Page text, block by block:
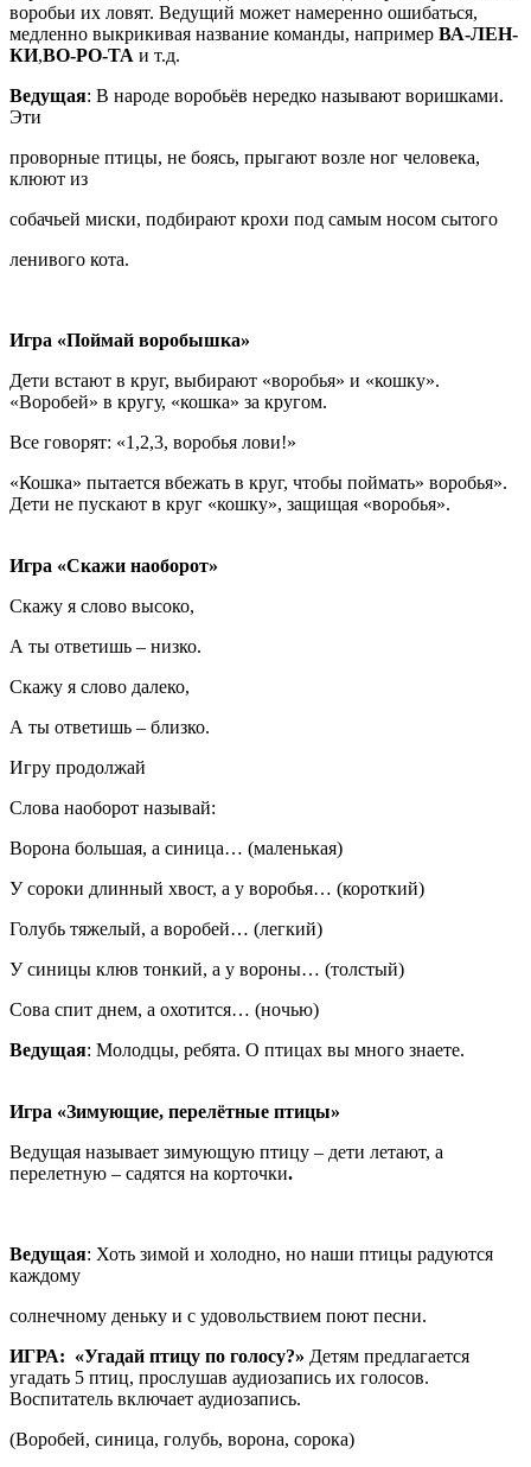
воробьи их ловят. Ведущий может намеренно ошибаться,
медленно выкрикивая название команды, например ВА-ЛЕН-
КИ,ВО-РО-ТА и т.д.
Ведущая: В народе воробьёв нередко называют воришками.
Эти
проворные птицы, не боясь, прыгают возле ног человека,
клюют из
собачьей миски, подбирают крохи под самым носом сытого
ленивого кота.
Игра «Поймай воробышка»
Дети встают в круг, выбирают «воробья» и «кошку».
«Воробей» в кругу, «кошка» за кругом.
Все говорят: «1,2,3, воробья лови!»
«Кошка» пытается вбежать в круг, чтобы поймать» воробья».
Дети не пускают в круг «кошку», защищая «воробья».
Игра «Скажи наоборот»
Скажу я слово высоко,
А ты ответишь – низко.
Скажу я слово далеко,
А ты ответишь – близко.
Игру продолжай
Слова наоборот называй:
Ворона большая, а синица… (маленькая)
У сороки длинный хвост, а у воробья… (короткий)
Голубь тяжелый, а воробей… (легкий)
У синицы клюв тонкий, а у вороны… (толстый)
Сова спит днем, а охотится… (ночью)
Ведущая: Молодцы, ребята. О птицах вы много знаете.
Игра «Зимующие, перелётные птицы»
Ведущая называет зимующую птицу – дети летают, а
перелетную – садятся на корточки.
Ведущая: Хоть зимой и холодно, но наши птицы радуются
каждому
солнечному деньку и с удовольствием поют песни.
ИГРА: «Угадай птицу по голосу?» Детям предлагается
угадать 5 птиц, прослушав аудиозапись их голосов.
Воспитатель включает аудиозапись.
(Воробей, синица, голубь, ворона, сорока)